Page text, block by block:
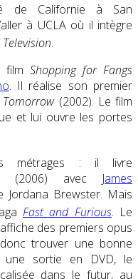
de Californie à San
à UCLA où il intègre
.
film Shopping for Fangs
. Il réalise son premier
(2002). Le film
et lui ouvre les portes
métrages : il livre
(2006) avec James
Jordana Brewster. Mais
Fast and Furious. Le
des premiers opus
trouver une bonne
une sortie en DVD, le
dans le futur, au